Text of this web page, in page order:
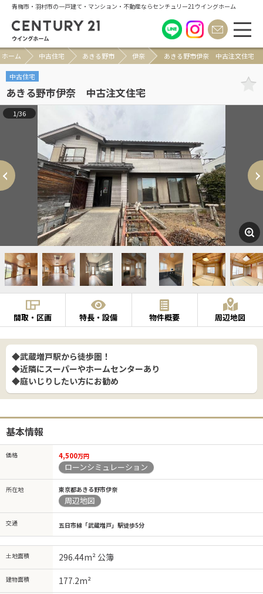
青梅市・羽村市の一戸建て・マンション・不動産ならセンチュリー21ウイングホーム
ホーム 中古住宅 あきる野市 伊奈 あきる野市伊奈 中古注文住宅
中古住宅
あきる野市伊奈 中古注文住宅
1/36
間取・区画 特長・設備 物件概要 周辺地図
◆武蔵増戸駅から徒歩圏！
◆近隣にスーパーやホームセンターあり
◆庭いじりしたい方にお勧め
基本情報
価格 4,500万円
ローンシミュレーション
所在地 東京都あきる野市伊奈
周辺地図
交通 五日市線「武蔵増戸」駅徒歩5分
土地面積 296.44m² 公簿
建物面積 177.2m²